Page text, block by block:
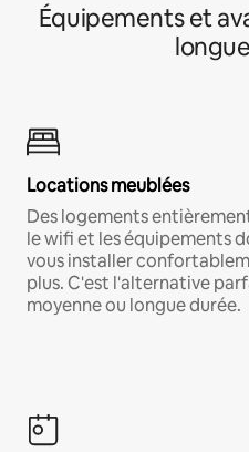
Équipements et
Locations meublées
Des logements
le wifi et les équipements
vous installer
plus. C'est l'alternative
moyenne ou longue durée.